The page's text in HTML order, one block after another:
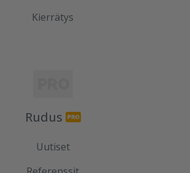
Kierrätys
Rudus
Uutiset